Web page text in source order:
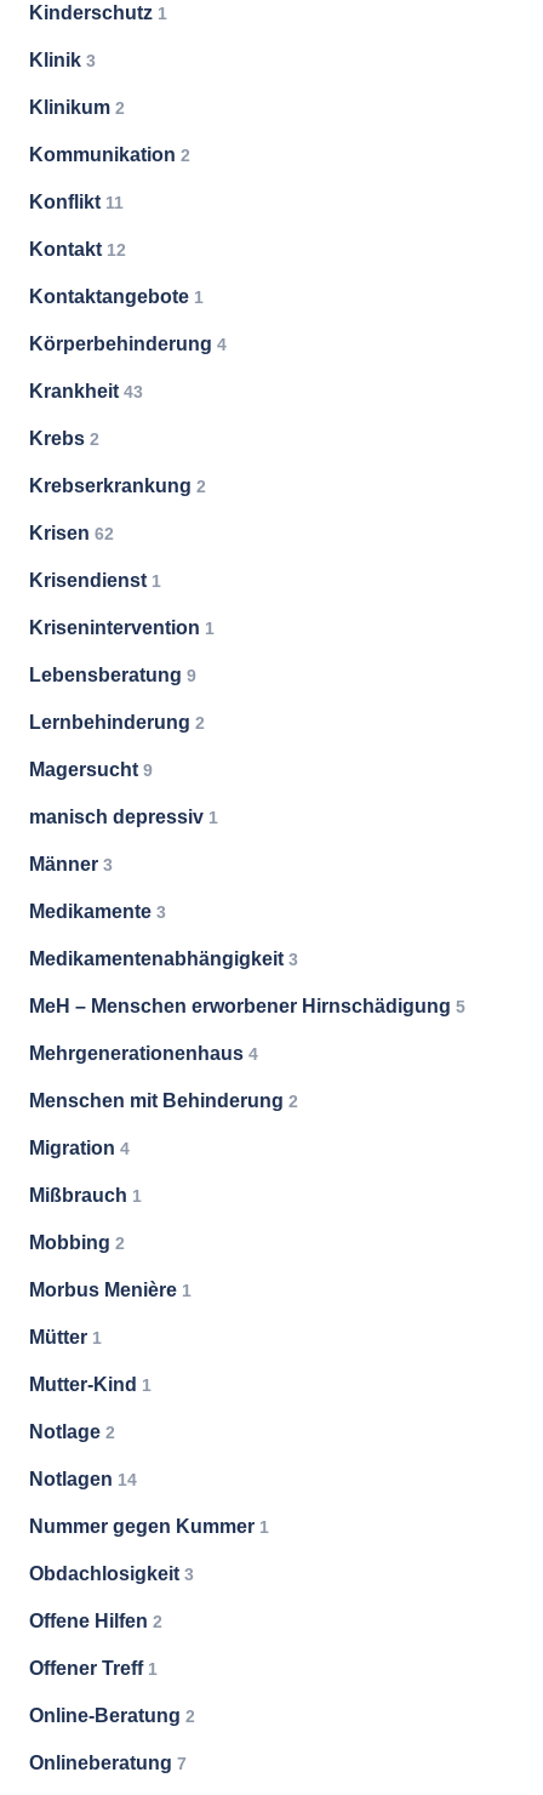
Kinderschutz 1
Klinik 3
Klinikum 2
Kommunikation 2
Konflikt 11
Kontakt 12
Kontaktangebote 1
Körperbehinderung 4
Krankheit 43
Krebs 2
Krebserkrankung 2
Krisen 62
Krisendienst 1
Krisenintervention 1
Lebensberatung 9
Lernbehinderung 2
Magersucht 9
manisch depressiv 1
Männer 3
Medikamente 3
Medikamentenabhängigkeit 3
MeH – Menschen erworbener Hirnschädigung 5
Mehrgenerationenhaus 4
Menschen mit Behinderung 2
Migration 4
Mißbrauch 1
Mobbing 2
Morbus Menière 1
Mütter 1
Mutter-Kind 1
Notlage 2
Notlagen 14
Nummer gegen Kummer 1
Obdachlosigkeit 3
Offene Hilfen 2
Offener Treff 1
Online-Beratung 2
Onlineberatung 7